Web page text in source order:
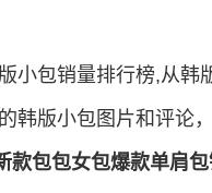
小包销量排行榜,从韩
韩版小包图片和评论
款包包女包爆款单肩